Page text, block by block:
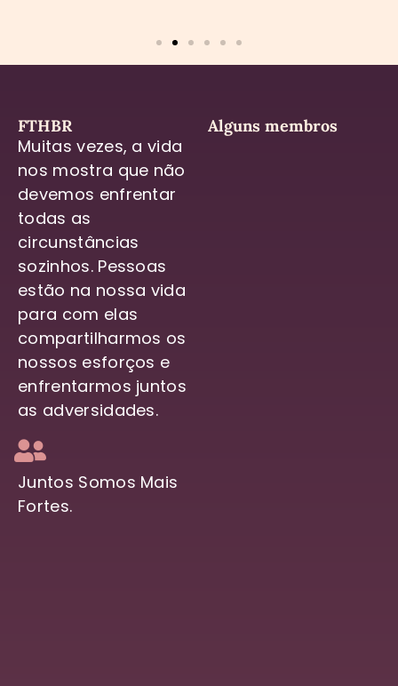
FTHBR
Muitas vezes, a vida
nos mostra que não
devemos enfrentar
todas as
circunstâncias
sozinhos. Pessoas
estão na nossa vida
para com elas
compartilharmos os
nossos esforços e
enfrentarmos juntos
as adversidades.
Juntos Somos Mais
Fortes.
Alguns membros